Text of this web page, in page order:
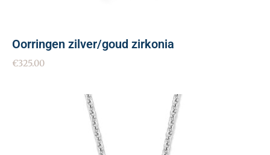
Oorringen zilver/goud zirkonia
€325.00